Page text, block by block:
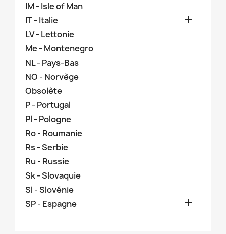
IM - Isle of Man
IT - Italie

LV - Lettonie
Me - Montenegro
NL - Pays-Bas
NO - Norvège
Obsolète
P - Portugal
Pl - Pologne
Ro - Roumanie
Rs - Serbie
Ru - Russie
Sk - Slovaquie
Sl - Slovénie
SP - Espagne
